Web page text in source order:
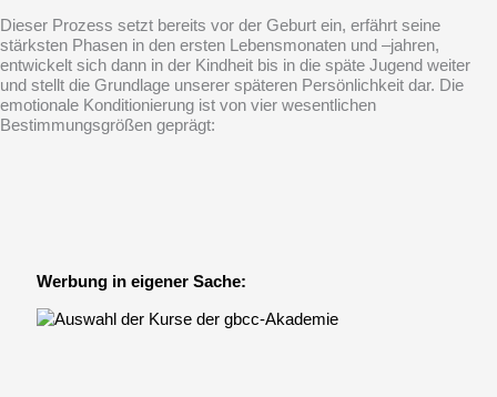
Dieser Prozess setzt bereits vor der Geburt ein, erfährt seine
stärksten Phasen in den ersten Lebensmonaten und –jahren,
entwickelt sich dann in der Kindheit bis in die späte Jugend weiter
und stellt die Grundlage unserer späteren Persönlichkeit dar. Die
emotionale Konditionierung ist von vier wesentlichen
Bestimmungsgrößen geprägt:
Werbung in eigener Sache: